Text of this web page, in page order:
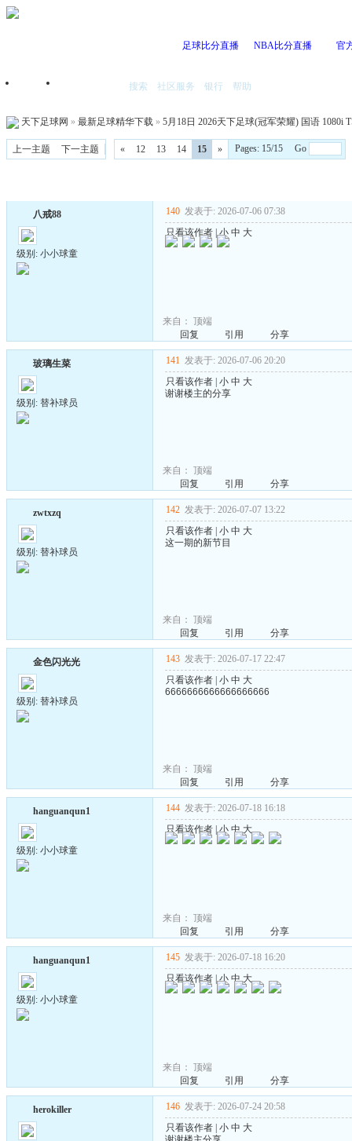
足球比分直播 NBA比分直播 官
首页 搜索 社区服务 银行 帮助
天下足球网 » 最新足球精华下载 » 5月18日 2026天下足球(冠军荣耀) 国语 1080i
上一主题 下一主题 « 12 13 14 15 » Pages: 15/15 Go
八戒88
级别: 小小球童
140 发表于: 2026-07-06 07:38
只看该作者 |小 中 大
来自： 顶端
回复
引用 分享
玻璃生菜
级别: 替补球员
141 发表于: 2026-07-06 20:20
只看该作者 小 中 大
谢谢楼主的分享
来自： 顶端
回复
引用 分享
zwtxzq
级别: 替补球员
142 发表于: 2026-07-07 13:22
只看该作者 小 中 大
这一期的新节目
来自： 顶端
回复
引用 分享
金色闪光光
级别: 替补球员
143 发表于: 2026-07-17 22:47
只看该作者 小 中 大
6666666666666666666
来自： 顶端
回复
引用 分享
hanguanqun1
级别: 小小球童
144 发表于: 2026-07-18 16:18
只看该作者 |小 中 大
来自： 顶端
回复
引用 分享
hanguanqun1
级别: 小小球童
145 发表于: 2026-07-18 16:20
只看该作者 |小 中 大
来自： 顶端
回复
引用 分享
herokiller 146 发表于: 2026-07-24 20:58
只看该作者 小 中 大